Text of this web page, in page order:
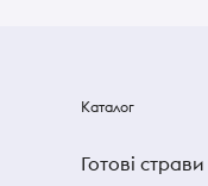
Каталог
Готові страви